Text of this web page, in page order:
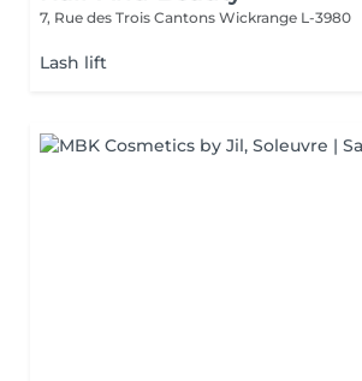
7, Rue des Trois Cantons Wickrange L-3980
Lash lift